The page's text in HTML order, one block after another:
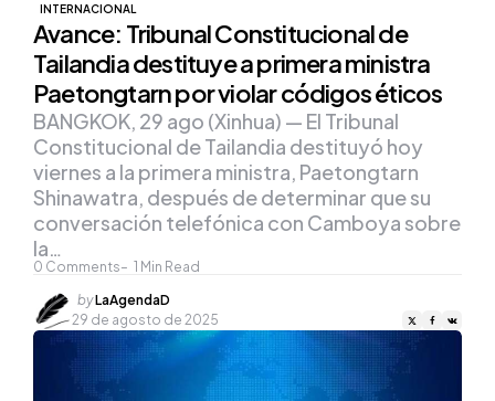
INTERNACIONAL
Avance: Tribunal Constitucional de
Tailandia destituye a primera ministra
Paetongtarn por violar códigos éticos
0 Comments 1 Min Read
BANGKOK, 29 ago (Xinhua) — El Tribunal
Constitucional de Tailandia destituyó hoy
viernes a la primera ministra, Paetongtarn
Shinawatra, después de determinar que su
conversación telefónica con Camboya sobre
la…
Posted
by
byLaAgendaD
29 de agosto de 2025